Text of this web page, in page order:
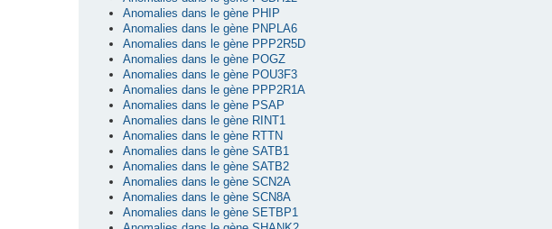
Anomalies dans le gène PHIP
Anomalies dans le gène PNPLA6
Anomalies dans le gène PPP2R5D
Anomalies dans le gène POGZ
Anomalies dans le gène POU3F3
Anomalies dans le gène PPP2R1A
Anomalies dans le gène PSAP
Anomalies dans le gène RINT1
Anomalies dans le gène RTTN
Anomalies dans le gène SATB1
Anomalies dans le gène SATB2
Anomalies dans le gène SCN2A
Anomalies dans le gène SCN8A
Anomalies dans le gène SETBP1